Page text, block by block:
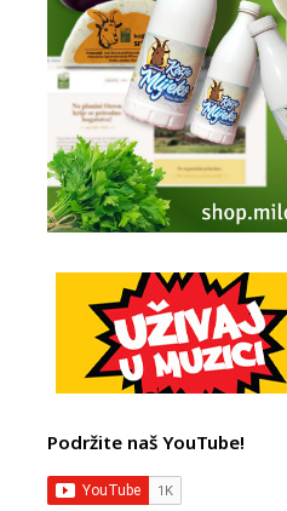
Podržite naš YouTube!